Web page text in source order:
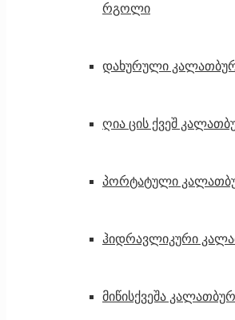
რგოლი
დახურული
ღია ცის ქვეშ
პორტატული
ჰიდრავლიკური
მიწისქვეშა